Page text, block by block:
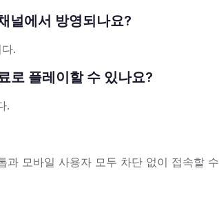
에서 방영되나요?
.
플레이할 수 있나요?
.
과 모바일 사용자 모두 차단 없이 접속할 수